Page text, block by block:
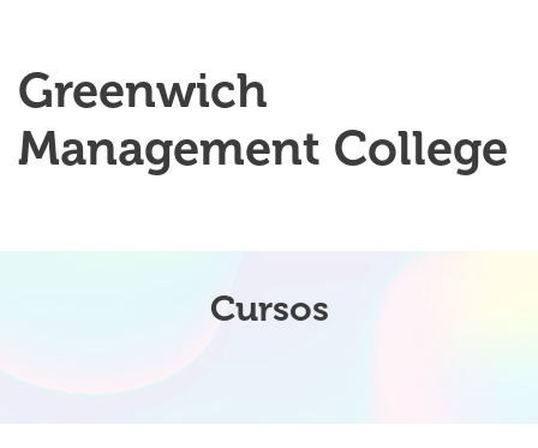
Greenwich
Management College
Cursos